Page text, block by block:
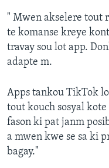
" Mwen akselere tout
te komanse kreye
travay sou lot app.
adapte m.
Apps tankou TikTok
tout kouch sosyal
fason ki pat janm
a mwen kwe se sa ki
bagay."